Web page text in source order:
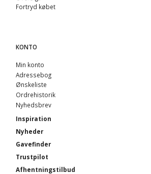
Fortryd købet
KONTO
Min konto
Adressebog
Ønskeliste
Ordrehistorik
Nyhedsbrev
Inspiration
Nyheder
Gavefinder
Trustpilot
Afhentningstilbud